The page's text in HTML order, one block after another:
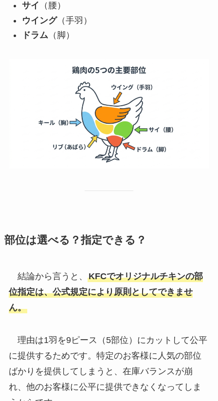
サイ （腰）
ウイング（手羽）
ドラム（脚）
部位は選べる？指定できる？
結論から言うと、 KFCでオリジナルチキンの部
位指定は、公式規定により原則としてできませ
ん。
理由は1羽を9ピース（5部位）にカットして公平
に提供するためです。特定のお客様に人気の部位
ばかりを提供してしまうと、在庫バランスが崩
れ、他のお客様に公平に提供できなくなってしま